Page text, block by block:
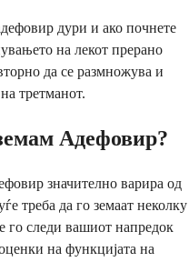
дури и ако почнете
на лекот прерано
да се размножува и
третманот.
Адефовир?
значително варира од
треба да го земаат неколку
го следи вашиот напредок
на функцијата на